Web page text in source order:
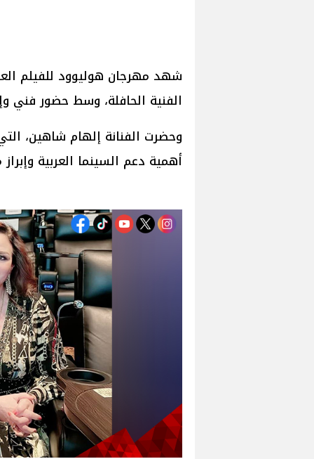
شهد مهرجان هوليوود للفيلم
الفنية الحافلة، وسط حضور فني
وحضرت الفنانة إلهام شاهين،
أهمية دعم السينما العربية